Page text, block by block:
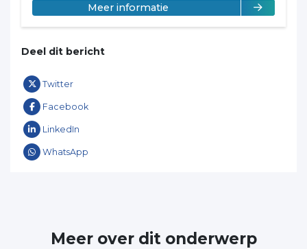
Meer informatieover José Weststrate
Deel dit bericht
Twitter
Facebook
LinkedIn
WhatsApp
Meer over dit onderwerp